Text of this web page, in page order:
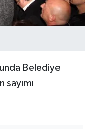
Belediye
sayımı